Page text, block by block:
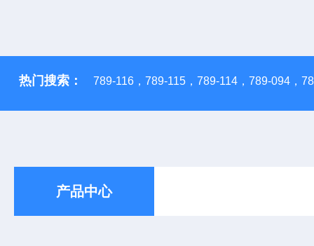
热门搜索： 789-116，789-115，789-114，789-094，
产品中心